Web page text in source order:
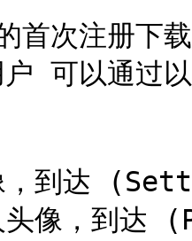
次注册下
可以通过
，到达
头像，到